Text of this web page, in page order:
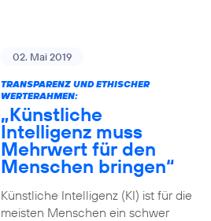
02. Mai 2019
TRANSPARENZ UND ETHISCHER
WERTERAHMEN:
„Künstliche
Intelligenz muss
Mehrwert für den
Menschen bringen“
Künstliche Intelligenz (KI) ist für die
meisten Menschen ein schwer